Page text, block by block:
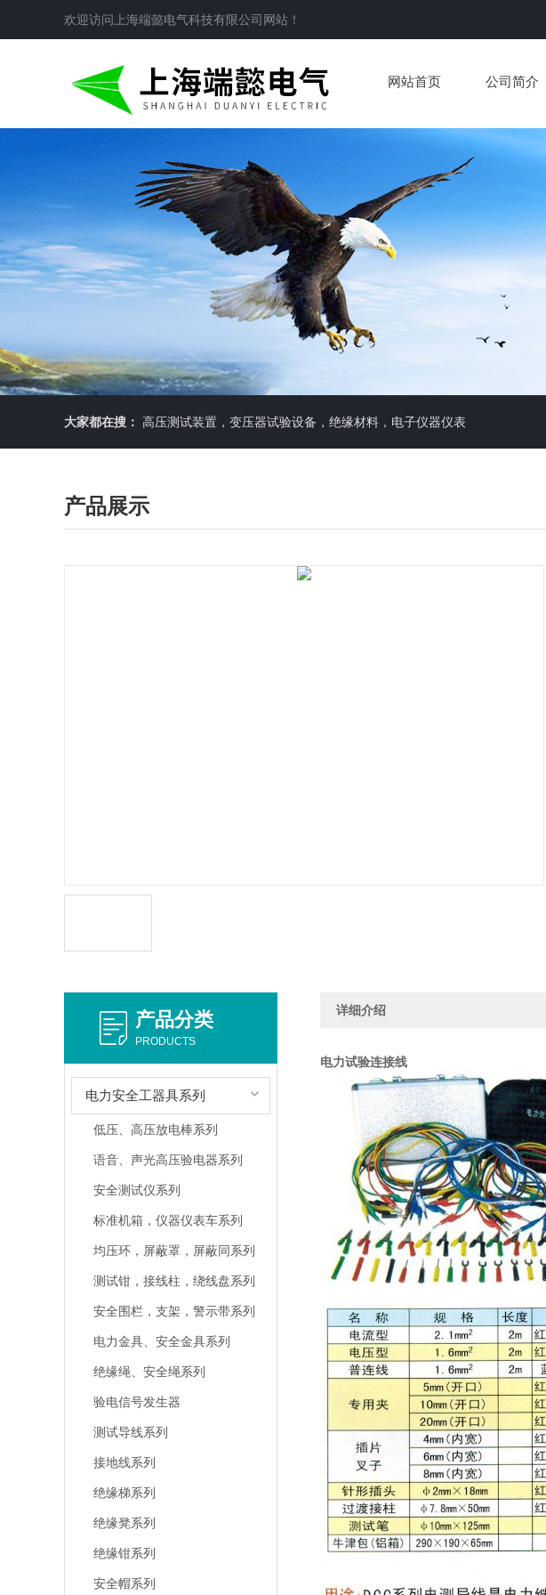
欢迎访问 上海端懿电气科技有限公司 网站！
网站首页 公司简介
大家都在搜： 高压测试装置，变压器试验设备，绝缘材料，电子仪器仪表
产品展示
产品分类
PRODUCTS
电力安全工器具系列
低压、高压放电棒系列
语音、声光高压验电器系列
安全测试仪系列
标准机箱，仪器仪表车系列
均压环，屏蔽罩，屏蔽同系列
测试钳，接线柱，绕线盘系列
安全围栏，支架，警示带系列
电力金具、安全金具系列
绝缘绳、安全绳系列
验电信号发生器
测试导线系列
接地线系列
绝缘梯系列
绝缘凳系列
绝缘钳系列
安全帽系列
详细介绍
电力试验连接线